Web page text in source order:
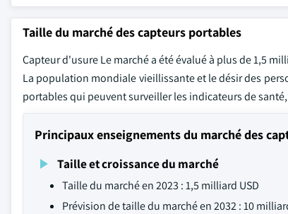
Taille du marché des capteurs portables
Capteur d'usure Le marché a été évalué à plus de 1,5
La population mondiale vieillissante et le désir des
portables qui peuvent surveiller les indicateurs de
Principaux enseignements du marché des
Taille et croissance du marché
Taille du marché en 2023 : 1,5 milliard USD
Prévision de taille du marché en 2032 : 10